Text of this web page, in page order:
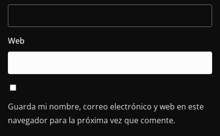
Web
Guarda mi nombre, correo electrónico y web en este
navegador para la próxima vez que comente.